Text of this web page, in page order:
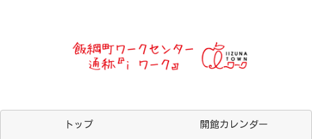
トップ 開館カレンダー